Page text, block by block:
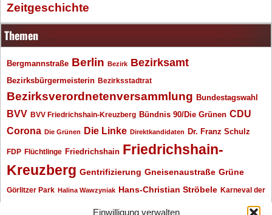
Einwilligung verwalten
Zeitgeschichte
Themen
Bergmannstraße Berlin Bezirk Bezirksamt
Bezirksbürgermeisterin Bezirksstadtrat
Bezirksverordnetenversammlung Bundestagswahl
BVV BVV Friedrichshain-Kreuzberg Bündnis 90/Die Grünen CDU
Corona Die Grünen Die Linke Direktkandidaten Dr. Franz Schulz
FDP Flüchtlinge Friedrichshain Friedrichshain-
Kreuzberg Gentrifizierung Gneisenaustraße Grüne
Görlitzer Park Halina Wawzyniak Hans-Christian Ströbele Karneval der